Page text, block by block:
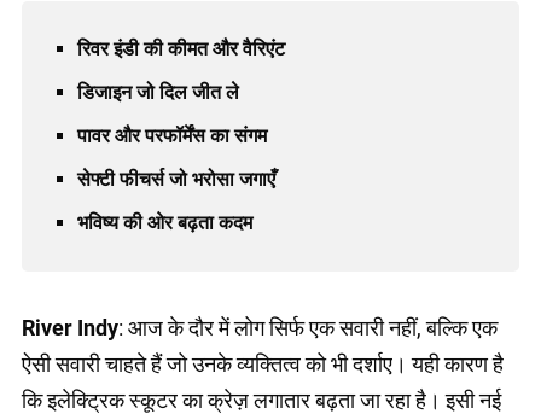
रिवर इंडी की कीमत और वैरिएंट
डिजाइन जो दिल जीत ले
पावर और परफॉर्मेंस का संगम
सेफ्टी फीचर्स जो भरोसा जगाएँ
भविष्य की ओर बढ़ता कदम
River Indy: आज के दौर में लोग सिर्फ एक सवारी नहीं, बल्कि एक
ऐसी सवारी चाहते हैं जो उनके व्यक्तित्व को भी दर्शाए। यही कारण है
कि इलेक्ट्रिक स्कूटर का क्रेज़ लगातार बढ़ता जा रहा है। इसी नई